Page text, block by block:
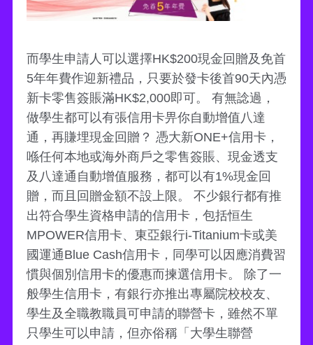
而學生申請人可以選擇HK$200現金回贈及免首
5年年費作迎新禮品，只要於發卡後首90天內憑
新卡零售簽賬滿HK$2,000即可。 有無諗過，
做學生都可以有張信用卡畀你自動增值八達
通，再賺埋現金回贈？ 憑大新ONE+信用卡，
喺任何本地或海外商戶之零售簽賬、現金透支
及八達通自動增值服務，都可以有1%現金回
贈，而且回贈金額不設上限。 不少銀行都有推
出符合學生資格申請的信用卡，包括恒生
MPOWER信用卡、東亞銀行i-Titanium卡或美
國運通Blue Cash信用卡，同學可以因應消費習
慣與個別信用卡的優惠而揀選信用卡。 除了一
般學生信用卡，有銀行亦推出專屬院校校友、
學生及全職教職員可申請的聯營卡，雖然不單
只學生可以申請，但亦俗稱「大學生聯營